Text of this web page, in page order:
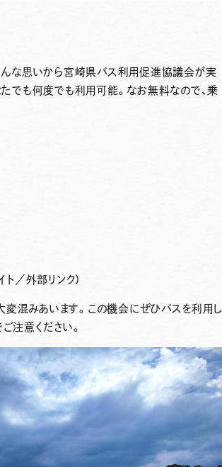
んな思いから宮崎県バス利用促進協議会が実
でも何度でも利用可能。なお無料なので、乗
／外部リンク）
混みあいます。この機会にぜひバスを利用し
注意ください。